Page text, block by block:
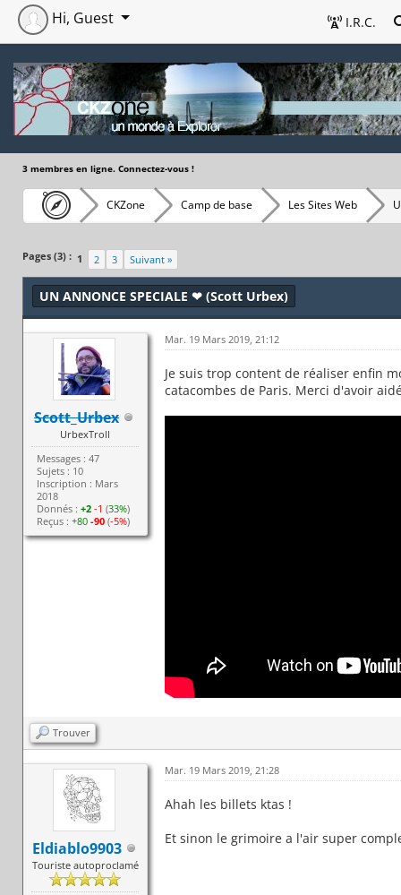
I.R.C.
Hi, Guest
3 membres en ligne. Connectez-vous !
CKZone Camp de base Les Sites Web
Pages (3) : 1 2 3 Suivant »
UN ANNONCE SPECIALE ❤ (Scott Urbex)
Scott_Urbex
UrbexTroll
Messages : 47
Sujets : 10
Inscription : Mars
2018
Donnés :+2 -1 (33%)
Reçus :+80 -90 (-5%)
Mar. 19 Mars 2019, 21:12
Je suis trop content de réaliser enfin
catacombes de Paris. Merci d'avoir
Trouver
Eldiablo9903
Touriste autoproclamé
Mar. 19 Mars 2019, 21:28
Ahah les billets ktas !
Et sinon le grimoire a l'air super